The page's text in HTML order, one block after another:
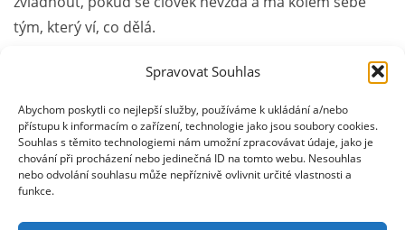
Spravovat Souhlas
Abychom poskytli co nejlepší služby, používáme k ukládání a/nebo
přístupu k informacím o zařízení, technologie jako jsou soubory cookies.
Souhlas s těmito technologiemi nám umožní zpracovávat údaje, jako je
chování při procházení nebo jedinečná ID na tomto webu. Nesouhlas
nebo odvolání souhlasu může nepříznivě ovlivnit určité vlastnosti a
funkce.
tým, který ví, co dělá.
Li, Y; Shan, X; Kang, X; Chu, X; Chen, X; Sun, X; Deng, L.
Changes in dietary nutrient intakes at 6 and 12
months following bariatric surgery in a Chinese
observational cohort. Scientific Reports, 2025.